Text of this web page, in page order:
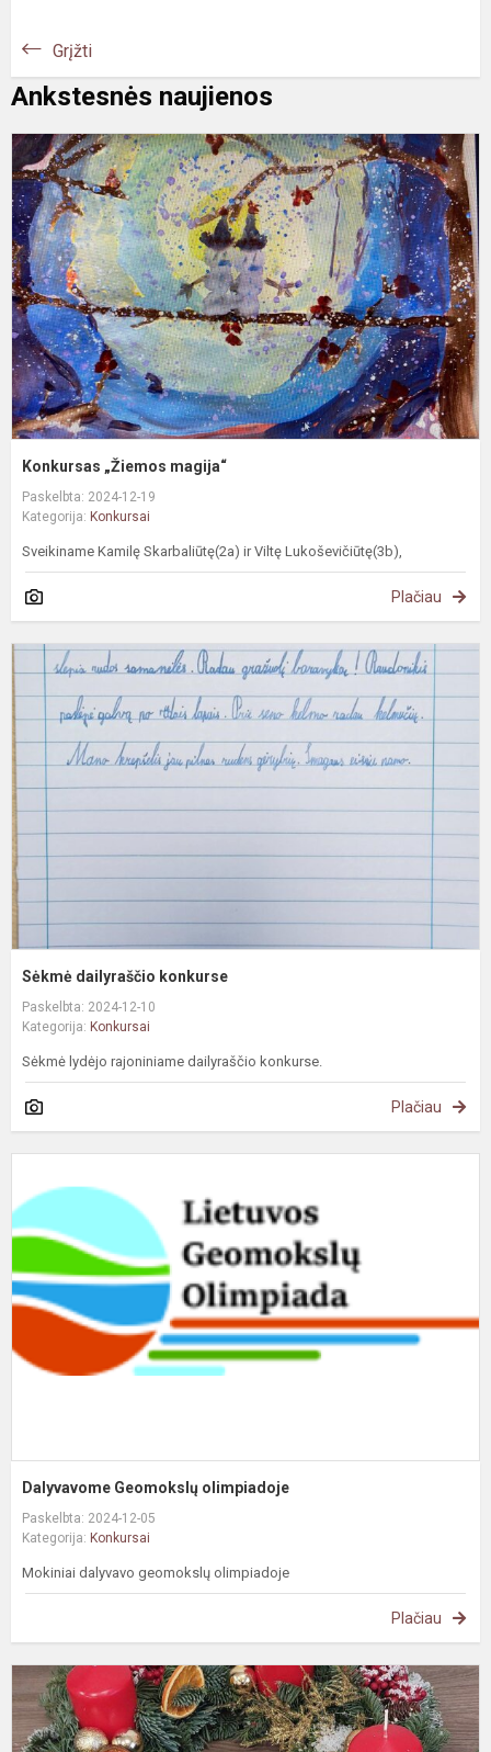
Grįžti
Ankstesnės naujienos
Konkursas „Žiemos magija“
Paskelbta: 2024-12-19
Kategorija: Konkursai
Sveikiname Kamilę Skarbaliūtę(2a) ir Viltę Lukoševičiūtę(3b),
Plačiau
Sėkmė dailyraščio konkurse
Paskelbta: 2024-12-10
Kategorija: Konkursai
Sėkmė lydėjo rajoniniame dailyraščio konkurse.
Plačiau
Dalyvavome Geomokslų olimpiadoje
Paskelbta: 2024-12-05
Kategorija: Konkursai
Mokiniai dalyvavo geomokslų olimpiadoje
Plačiau